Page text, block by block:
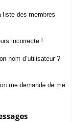
liste des membres
incorrecte !
nom d’utilisateur ?
me demande de me